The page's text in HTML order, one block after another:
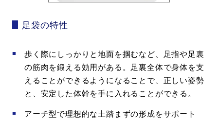
足袋の特性
歩く際にしっかりと地面を掴むなど、足指や足裏
の筋肉を鍛える効用がある。足裏全体で身体を支
えることができるようになることで、正しい姿勢
と、安定した体幹を手に入れることができる。
アーチ型で理想的な土踏まずの形成をサポート